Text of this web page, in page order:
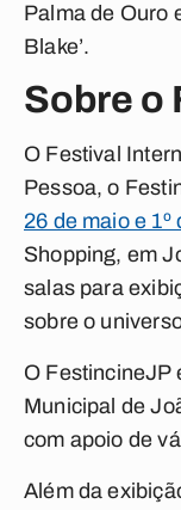
Palma de Ouro
Blake’.
Sobre o
O Festival
Pessoa, o
26 de maio e 1º
Shopping, em
salas para
sobre o
O FestincineJP
Municipal de
com apoio de
Além da